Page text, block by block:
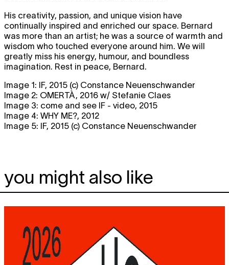
His creativity, passion, and unique vision have
continually inspired and enriched our space. Bernard
was more than an artist; he was a source of warmth and
wisdom who touched everyone around him. We will
greatly miss his energy, humour, and boundless
imagination. Rest in peace, Bernard.
Image 1: IF, 2015 (c) Constance Neuenschwander
Image 2: OMERTÀ, 2016 w/ Stefanie Claes
Image 3: come and see IF - video, 2015
Image 4: WHY ME?, 2012
Image 5: IF, 2015 (c) Constance Neuenschwander
you might also like